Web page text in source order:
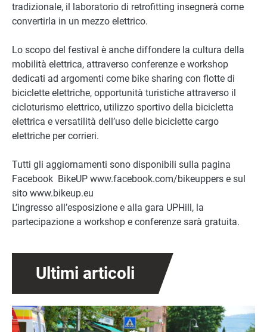
tradizionale, il laboratorio di retrofitting insegnerà come
convertirla in un mezzo elettrico.
Lo scopo del festival è anche diffondere la cultura della
mobilità elettrica, attraverso conferenze e workshop
dedicati ad argomenti come bike sharing con flotte di
biciclette elettriche, opportunità turistiche attraverso il
cicloturismo elettrico, utilizzo sportivo della bicicletta
elettrica e versatilità dell’uso delle biciclette cargo
elettriche per corrieri.
Tutti gli aggiornamenti sono disponibili sulla pagina
Facebook BikeUP www.facebook.com/bikeuppers e sul
sito www.bikeup.eu
L’ingresso all’esposizione e alla gara UPHill, la
partecipazione a workshop e conferenze sarà gratuita.
Ultimi articoli
Immagine